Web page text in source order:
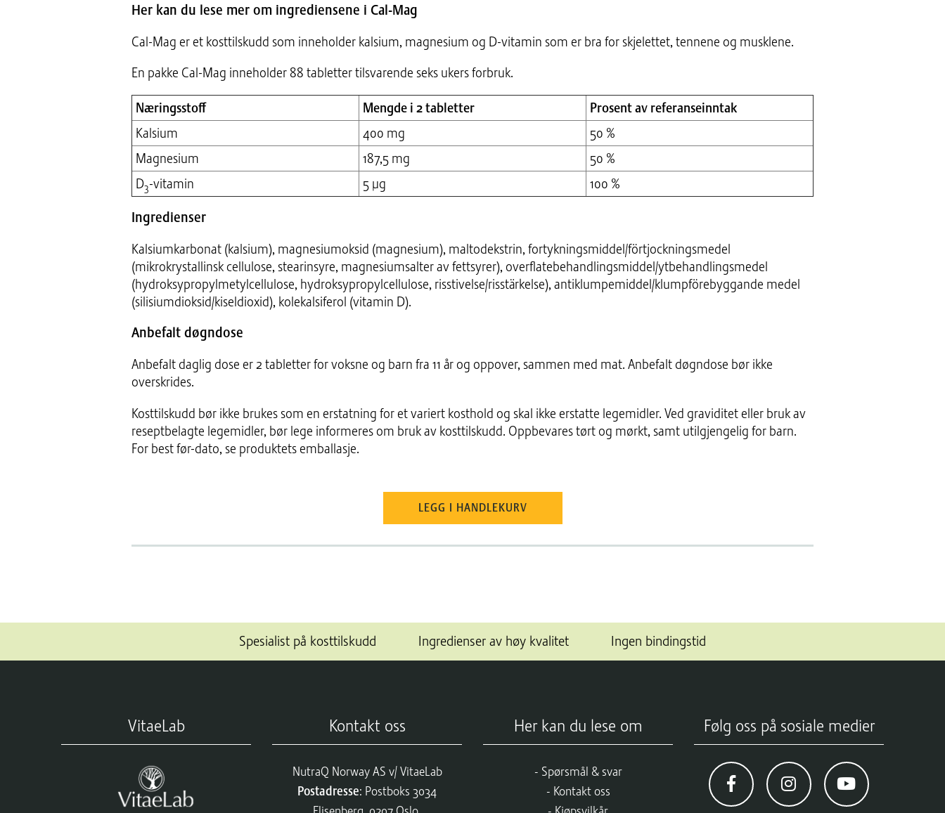
Her kan du lese mer om ingrediensene i Cal-Mag
Cal-Mag er et kosttilskudd som inneholder kalsium, magnesium og D-vitamin som er bra for skjelettet, tennene og musklene.
En pakke Cal-Mag inneholder 88 tabletter tilsvarende seks ukers forbruk.
Næringsstoff Mengde i 2 tabletter
Prosent av referanseinntak
Kalsium
400 mg
50 %
Magnesium
187,5 mg
50 %
D3-vitamin 5 µg
100 %
Ingredienser
Kalsiumkarbonat (kalsium), magnesiumoksid (magnesium), maltodekstrin, fortykningsmiddel/förtjockningsmedel
(mikrokrystallinsk cellulose, stearinsyre, magnesiumsalter av fettsyrer), overflatebehandlingsmiddel/ytbehandlingsmedel
(hydroksypropylmetylcellulose, hydroksypropylcellulose, risstivelse/risstärkelse), antiklumpemiddel/klumpförebyggande medel
(silisiumdioksid/kiseldioxid), kolekalsiferol (vitamin D).
Anbefalt døgndose
Anbefalt daglig dose er 2 tabletter for voksne og barn fra 11 år og oppover, sammen med mat. Anbefalt døgndose bør ikke
overskrides.
Kosttilskudd bør ikke brukes som en erstatning for et variert kosthold og skal ikke erstatte legemidler. Ved graviditet eller bruk av
reseptbelagte legemidler, bør lege informeres om bruk av kosttilskudd. Oppbevares tørt og mørkt, samt utilgjengelig for barn.
For best før-dato, se produktets emballasje.
LEGG I HANDLEKURV
Spesialist på kosttilskudd Ingredienser av høy kvalitet Ingen bindingstid
VitaeLab Kontakt oss
NutraQ Norway AS v/ VitaeLab
Postadresse: Postboks 3034
Her kan du lese om
Spørsmål & svar
Kontakt oss
Følg oss på sosiale medier